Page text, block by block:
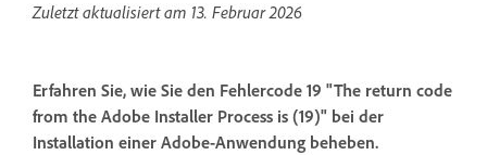
Zuletzt aktualisiert am 13. Februar 2026
Erfahren Sie, wie Sie den Fehlercode 19 "The return code
from the Adobe Installer Process is (19)" bei der
Installation einer Adobe-Anwendung beheben.